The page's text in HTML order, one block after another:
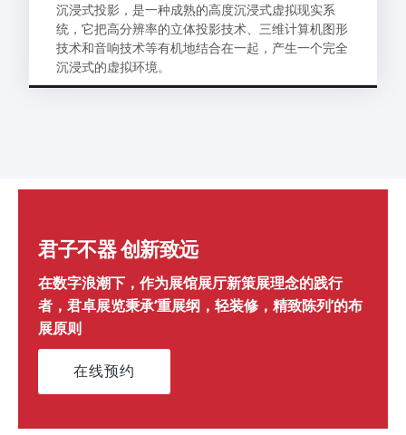
沉浸式投影，是一种成熟的高度沉浸式虚拟现实系
统，它把高分辨率的立体投影技术、三维计算机图形
技术和音响技术等有机地结合在一起，产生一个完全
沉浸式的虚拟环境。
君子不器 创新致远
在数字浪潮下，作为展馆展厅新策展理念的践行
者，君卓展览秉承‘重展纲，轻装修，精致陈列’的布
展原则
在线预约